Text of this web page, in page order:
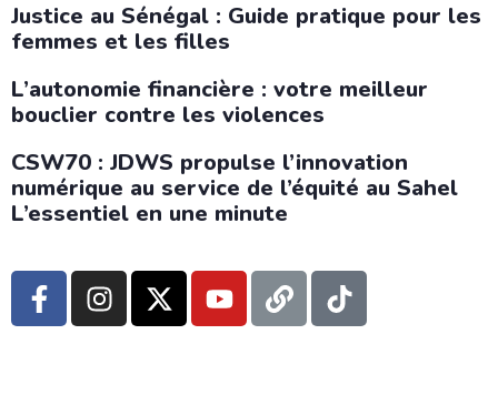
Justice au Sénégal : Guide pratique pour les
femmes et les filles
L’autonomie financière : votre meilleur
bouclier contre les violences
CSW70 : JDWS propulse l’innovation
numérique au service de l’équité au Sahel
L’essentiel en une minute